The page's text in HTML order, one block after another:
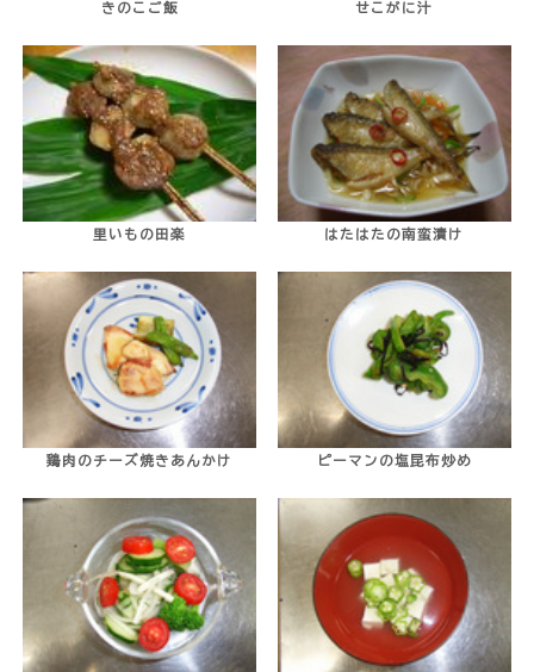
きのこご飯 せこがに汁
里いもの田楽 はたはたの南蛮漬け
鶏肉のチーズ焼きあんかけ ピーマンの塩昆布炒め